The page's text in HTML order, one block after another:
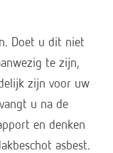
Doet u dit niet
te zijn,
zijn voor uw
u na de
en denken
asbest.